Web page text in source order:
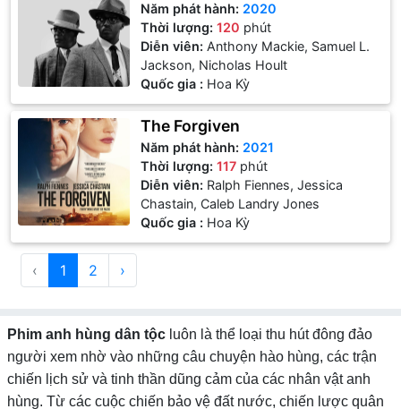
Năm phát hành: 2020
Thời lượng:120 phút
Diễn viên:Anthony Mackie, Samuel L.
Jackson, Nicholas Hoult
Quốc gia : Hoa Kỳ
The Forgiven
Năm phát hành: 2021
Thời lượng:117 phút
Diễn viên: Ralph Fiennes, Jessica
Chastain, Caleb Landry Jones
Quốc gia : Hoa Kỳ
‹ 1 2 ›
Phim anh hùng dân tộc luôn là thể loại thu hút đông đảo
người xem nhờ vào những câu chuyện hào hùng, các trận
chiến lịch sử và tinh thần dũng cảm của các nhân vật anh
hùng. Từ các cuộc chiến bảo vệ đất nước, chiến lược quân